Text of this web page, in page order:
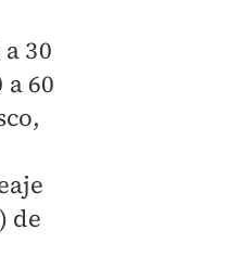
30
60
de